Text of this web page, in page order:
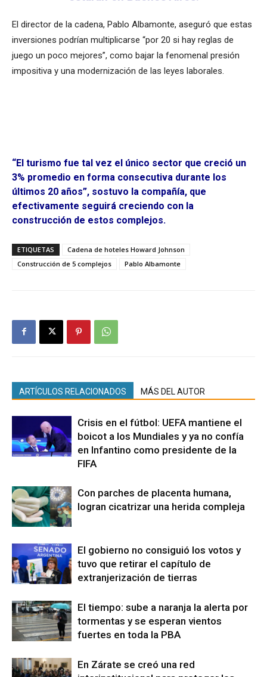
El director de la cadena, Pablo Albamonte, aseguró que estas
inversiones podrían multiplicarse “por 20 si hay reglas de
juego un poco mejores”, como bajar la fenomenal presión
impositiva y una modernización de las leyes laborales.
“El turismo fue tal vez el único sector que creció un
3% promedio en forma consecutiva durante los
últimos 20 años”, sostuvo la compañía, que
efectivamente seguirá creciendo con la
construcción de estos complejos.
ETIQUETAS
Cadena de hoteles Howard Johnson
Construcción de 5 complejos
Pablo Albamonte
ARTÍCULOS RELACIONADOS MÁS DEL AUTOR
Crisis en el fútbol: UEFA mantiene el
boicot a los Mundiales y ya no confía
en Infantino como presidente de la
FIFA
Con parches de placenta humana,
logran cicatrizar una herida compleja
El gobierno no consiguió los votos y
tuvo que retirar el capítulo de
extranjerización de tierras
El tiempo: sube a naranja la alerta por
tormentas y se esperan vientos
fuertes en toda la PBA
En Zárate se creó una red